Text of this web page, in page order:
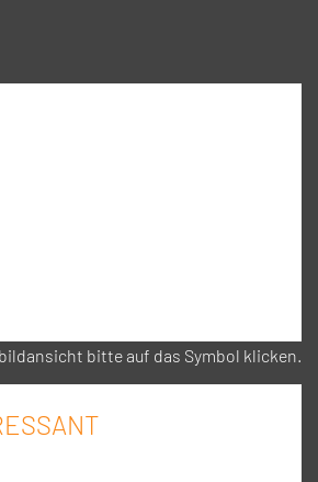
bitte auf das Symbol klicken.